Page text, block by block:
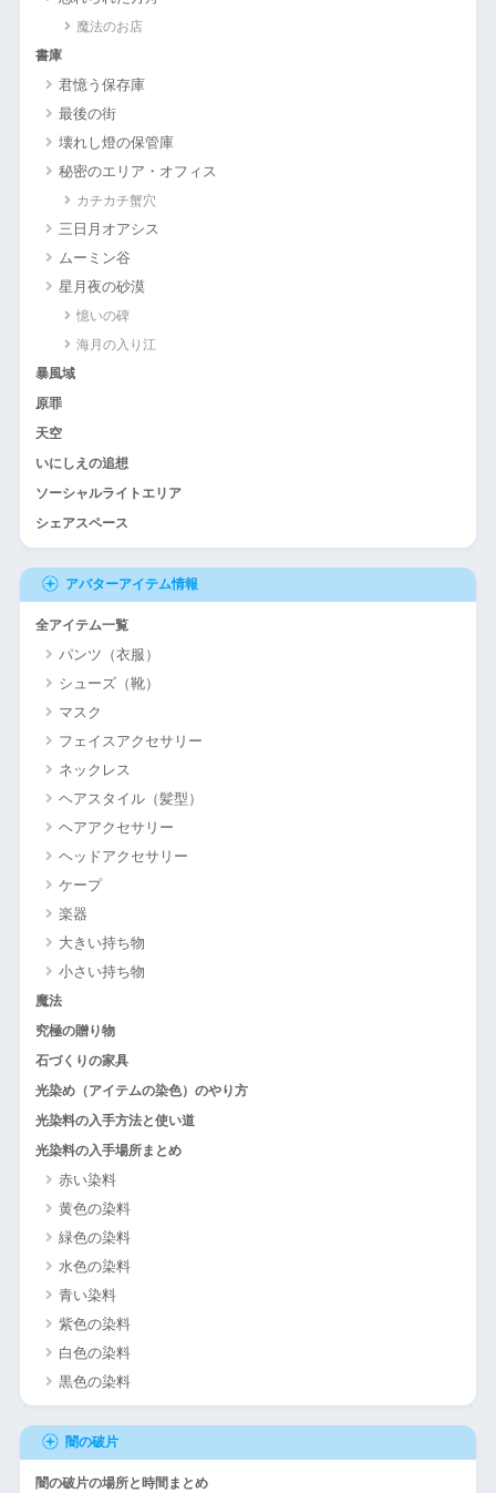
魔法のお店
書庫
君憶う保存庫
最後の街
壊れし燈の保管庫
秘密のエリア・オフィス
カチカチ蟹穴
三日月オアシス
ムーミン谷
星月夜の砂漠
憶いの碑
海月の入り江
暴風域
原罪
天空
いにしえの追想
ソーシャルライトエリア
シェアスペース
アバターアイテム情報
全アイテム一覧
パンツ（衣服）
シューズ（靴）
マスク
フェイスアクセサリー
ネックレス
ヘアスタイル（髪型）
ヘアアクセサリー
ヘッドアクセサリー
ケープ
楽器
大きい持ち物
小さい持ち物
魔法
究極の贈り物
石づくりの家具
光染め（アイテムの染色）のやり方
光染料の入手方法と使い道
光染料の入手場所まとめ
赤い染料
黄色の染料
緑色の染料
水色の染料
青い染料
紫色の染料
白色の染料
黒色の染料
闇の破片
闇の破片の場所と時間まとめ